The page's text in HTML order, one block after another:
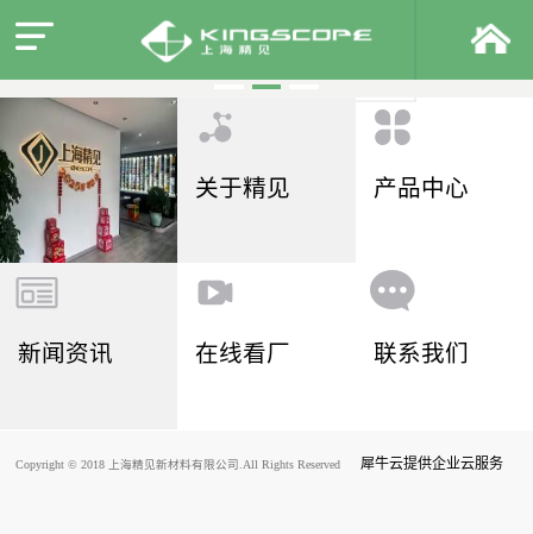
关于精见 产品中心
新闻资讯 在线看厂 联系我们
Copyright © 2018 上海精见新材料有限公司.All Rights Reserved 犀牛云提供企业云服务